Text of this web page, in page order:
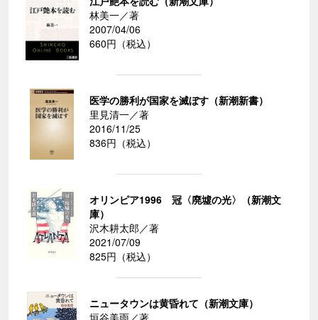
林美一／著
2007/04/06
660円（税込）
医学の勝利が国家を滅ぼす（新潮新書）
里見清一／著
2016/11/25
836円（税込）
オリンピア1996 冠〈廃墟の光〉（新潮文
庫）
沢木耕太郎／著
2021/07/09
825円（税込）
ニュータウンは黄昏れて（新潮文庫）